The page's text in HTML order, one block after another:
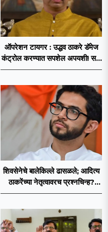
ऑपरेशन टायगर : उद्धव ठाकरे डॅमेज
कंट्रोल करण्यात सपशेल अपयशी! सहा
खासदारांनंतर आमदारांसह नगरसेवकही
शिवसेनेचे बालेकिल्ले ढासळले; आदित्य
ठाकरेंच्या नेतृत्वावरच प्रश्नचिन्ह?
ठाकरे ब्रँड नेमका कुठे चुकला?